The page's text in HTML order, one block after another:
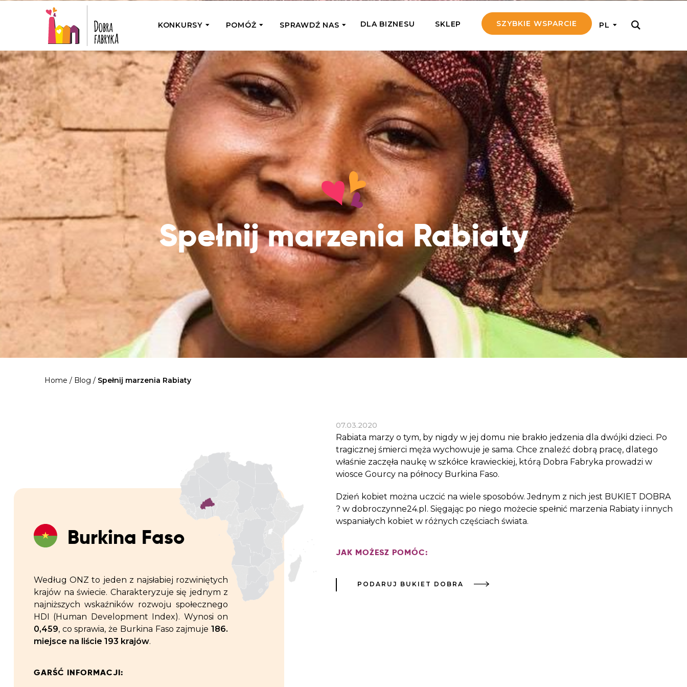
KONKURSY
Wyjedź z Nami
Odwiedź jedno z miejsc, w których
działamy
Przybij 5 w 7 Ogrodach
Wyjedź do Grecji z Michałem
Żakowskim z Radia 357
POMÓŻ
POMAGAM JEDNORAZOWO
Przekaż Kalorie
Podaruj dziecku posiłek z okazji Dnia
Dziecka
Podaruj 1,5%
Przekaż niewielką część swojego
podatku naszym podopiecznym
Pilna Pomoc
Przekaż pomoc tam, gdzie jest teraz
najbardziej potrzebna
Dobroczynne24
Zrób zakupy dla potrzebujących w
markecie z dobrymi uczynkami
Warzywniak Charbela
Zrób zakupy u niewidomego Charbela i
wspieraj Głodnych
WSPIERAM REGULARNIE
Przybij nam 5!
Pomagaj efektywnie, przekazując na
pomoc 5 zł tygodniowo
Adoptuj Seniora
Dołącz do rodziny Seniora, wspierając
go finansowo i emocjonalnie
Drużyny Aniołów
Wspieraj pracę konkretnego misjonarza
i pozostań z nim kontakcie
Wiatraczek dla Życia
Uratuj dziecko cierpiące z powodu
głodu i wspieraj edukację rodziców
SPRAWDŹ NAS
Zespół Fundacji
Poznaj listonoszy przekazanego przez
Ciebie wsparcia
Jak pomagamy
Karmimy, Leczymy, Uczymy, Dajemy
Pracę – sprawdź co to oznacza w
praktyce
Co już zrobiliśmy
Przeczytaj historie ludzi, którym już
pomogliśmy
Gdzie działamy
Sprawdź listę miejsc, do których dociera
Twoja pomoc
Sprawozdania
Zweryfikuj, w jaki sposób wydajemy
przekazane Darowizny
Cele statutowe
Sprawdź cele naszej organizacji
Kontakt
DLA BIZNESU SKLEP SZYBKIE WSPARCIE PL
Spełnij marzenia Rabiaty
Home / Blog / Spełnij marzenia Rabiaty
Burkina Faso
Według ONZ to jeden z najsłabiej rozwiniętych
krajów na świecie. Charakteryzuje się jednym z
najniższych wskaźników rozwoju społecznego
HDI (Human Development Index). Wynosi on
0,459, co sprawia, że Burkina Faso zajmuje 186.
miejsce na liście 193 krajów.
GARŚĆ INFORMACJI:
07.03.2020
Rabiata marzy o tym, by nigdy w jej domu nie brakło jedzenia dla dwójki dzieci. Po
tragicznej śmierci męża wychowuje je sama. Chce znaleźć dobrą pracę, dlatego
właśnie zaczęła naukę w szkółce krawieckiej, którą Dobra Fabryka prowadzi w
wiosce Gourcy na północy Burkina Faso.
Dzień kobiet można uczcić na wiele sposobów. Jednym z nich jest BUKIET DOBRA
? w dobroczynne24.pl. Sięgając po niego możecie spełnić marzenia Rabiaty i innych
wspaniałych kobiet w różnych częściach świata.
JAK MOŻESZ POMÓC:
PODARUJ BUKIET DOBRA